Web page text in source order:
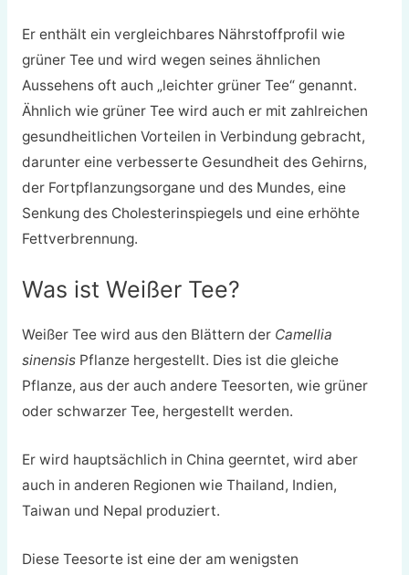
Er enthält ein vergleichbares Nährstoffprofil wie
grüner Tee und wird wegen seines ähnlichen
Aussehens oft auch „leichter grüner Tee“ genannt.
Ähnlich wie grüner Tee wird auch er mit zahlreichen
gesundheitlichen Vorteilen in Verbindung gebracht,
darunter eine verbesserte Gesundheit des Gehirns,
der Fortpflanzungsorgane und des Mundes, eine
Senkung des Cholesterinspiegels und eine erhöhte
Fettverbrennung.
Was ist Weißer Tee?
Weißer Tee wird aus den Blättern der Camellia
sinensis Pflanze hergestellt. Dies ist die gleiche
Pflanze, aus der auch andere Teesorten, wie grüner
oder schwarzer Tee, hergestellt werden.
Er wird hauptsächlich in China geerntet, wird aber
auch in anderen Regionen wie Thailand, Indien,
Taiwan und Nepal produziert.
Diese Teesorte ist eine der am wenigsten